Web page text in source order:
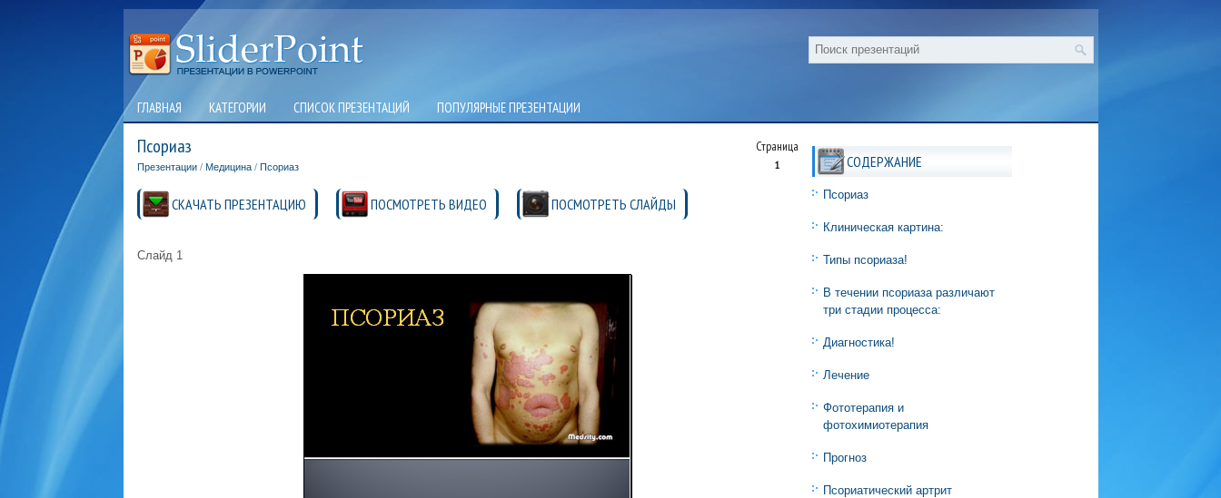
ГЛАВНАЯ КАТЕГОРИИ СПИСОК ПРЕЗЕНТАЦИЙ ПОПУЛЯРНЫЕ ПРЕЗЕНТАЦИИ
Псориаз Страница
1
Презентации/ Медицина/ Псориаз
СКАЧАТЬ ПРЕЗЕНТАЦИЮ ПОСМОТРЕТЬ ВИДЕО ПОСМОТРЕТЬ СЛАЙДЫ
Слайд 1
СОДЕРЖАНИЕ
Псориаз
Клиническая картина:
Типы псориаза!
В течении псориаза различают
три стадии процесса:
Диагностика!
Лечение
Фототерапия и
фотохимиотерапия
Прогноз
Псориатический артрит